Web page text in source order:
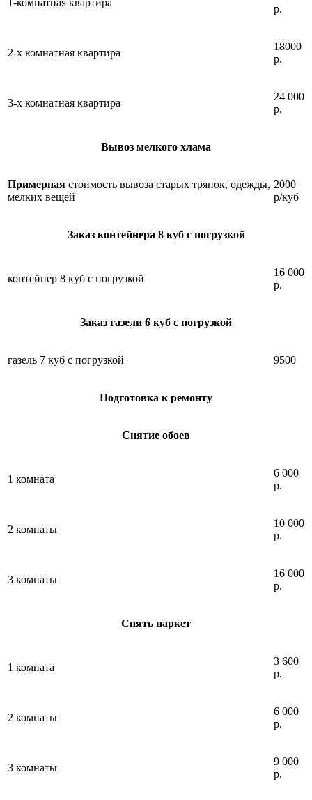
1-комнатная квартира
р.
2-х комнатная квартира
18000
р.
3-х комнатная квартира
24 000
р.
Вывоз мелкого хлама
Примерная стоимость вывоза старых тряпок, одежды,
мелких вещей
2000
р/куб
Заказ контейнера 8 куб с погрузкой
контейнер 8 куб с погрузкой
16 000
р.
Заказ газели 6 куб с погрузкой
газель 7 куб с погрузкой 9500
Подготовка к ремонту
Снятие обоев
1 комната
6 000
р.
2 комнаты
10 000
р.
3 комнаты
16 000
р.
Снять паркет
1 комната
3 600
р.
2 комнаты
6 000
р.
3 комнаты
9 000
р.